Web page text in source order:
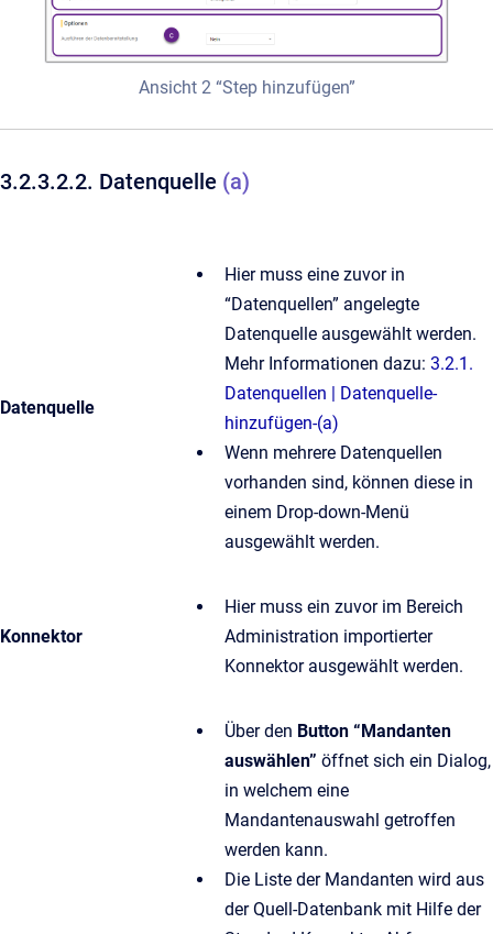
Ansicht 2 “Step hinzufügen”
3.2.3.2.2. Datenquelle (a)
Datenquelle
Hier muss eine zuvor in
“Datenquellen” angelegte
Datenquelle ausgewählt werden.
Mehr Informationen dazu: 3.2.1.
Datenquellen | Datenquelle-
hinzufügen-(a)
Wenn mehrere Datenquellen
vorhanden sind, können diese in
einem Drop-down-Menü
ausgewählt werden.
Konnektor
Hier muss ein zuvor im Bereich
Administration importierter
Konnektor ausgewählt werden.
Über den Button “Mandanten
auswählen” öffnet sich ein Dialog,
in welchem eine
Mandantenauswahl getroffen
werden kann.
Die Liste der Mandanten wird aus
der Quell-Datenbank mit Hilfe der